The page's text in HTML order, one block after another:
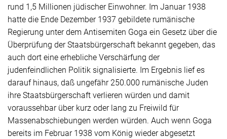
rund 1,5 Millionen jüdischer Einwohner. Im Januar 1938
hatte die Ende Dezember 1937 gebildete rumänische
Regierung unter dem Antisemiten Goga ein Gesetz über die
Überprüfung der Staatsbürgerschaft bekannt gegeben, das
auch dort eine erhebliche Verschärfung der
judenfeindlichen Politik signalisierte. Im Ergebnis lief es
darauf hinaus, daß ungefähr 250.000 rumänische Juden
ihre Staatsbürgerschaft verlieren würden und damit
voraussehbar über kurz oder lang zu Freiwild für
Massenabschiebungen werden würden. Auch wenn Goga
bereits im Februar 1938 vom König wieder abgesetzt